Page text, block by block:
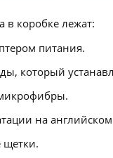
в коробке лежат:
питания.
который
на
щетки.